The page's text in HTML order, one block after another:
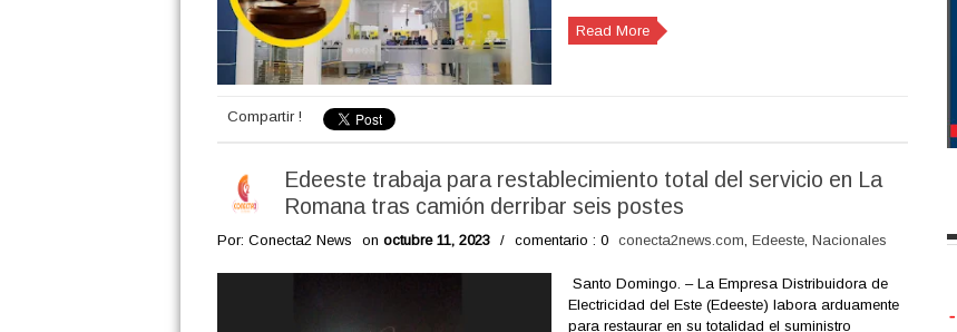
Read More
Compartir !
Edeeste trabaja para restablecimiento total del servicio en La
Romana tras camión derribar seis postes
Por: Conecta2 News on octubre 11, 2023 / comentario : 0 conecta2news.com, Edeeste, Nacionales
Santo Domingo. – La Empresa Distribuidora de
Electricidad del Este (Edeeste) labora arduamente
para restaurar en su totalidad el suministro